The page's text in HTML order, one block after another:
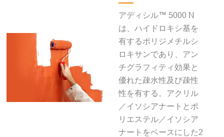
アディシル™ 5000 N
は、ハイドロキシ基を
有するポリジメチルシ
ロキサンであり、アン
チグラフィティ効果と
優れた疎水性及び疎性
性を有する。アクリル
／イソシアナートとポ
リエステル／イソシア
ナートをベースにした2